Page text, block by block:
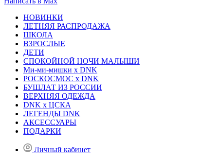
НОВИНКИ
ЛЕТНЯЯ РАСПРОДАЖА
ШКОЛА
ВЗРОСЛЫЕ
ДЕТИ
СПОКОЙНОЙ НОЧИ МАЛЫШИ
Ми-ми-мишки x DNK
РОСКОСМОС x DNK
БУШЛАТ ИЗ РОССИИ
ВЕРХНЯЯ ОДЕЖДА
DNK x ЦСКА
ЛЕГЕНДЫ DNK
АКСЕССУАРЫ
ПОДАРКИ
Личный кабинет